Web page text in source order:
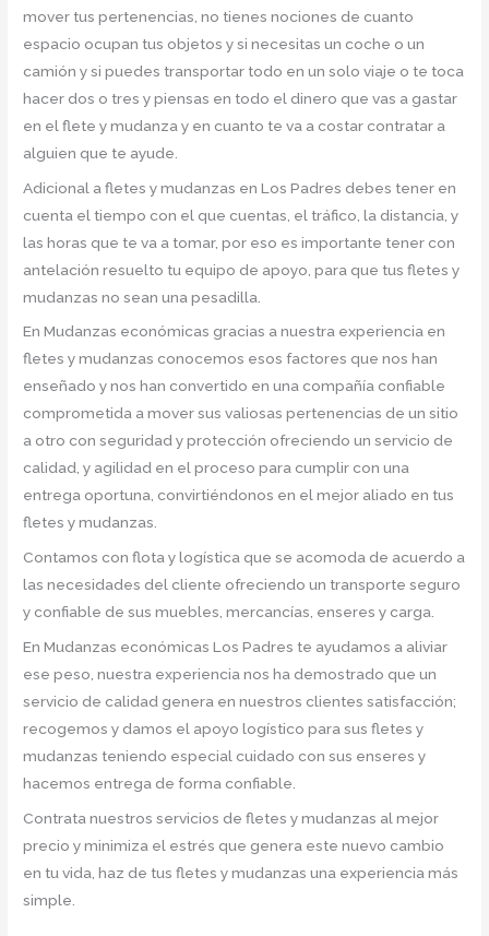
mover tus pertenencias, no tienes nociones de cuanto
espacio ocupan tus objetos y si necesitas un coche o un
camión y si puedes transportar todo en un solo viaje o te toca
hacer dos o tres y piensas en todo el dinero que vas a gastar
en el flete y mudanza y en cuanto te va a costar contratar a
alguien que te ayude.
Adicional a fletes y mudanzas en Los Padres debes tener en
cuenta el tiempo con el que cuentas, el tráfico, la distancia, y
las horas que te va a tomar, por eso es importante tener con
antelación resuelto tu equipo de apoyo, para que tus fletes y
mudanzas no sean una pesadilla.
En Mudanzas económicas gracias a nuestra experiencia en
fletes y mudanzas conocemos esos factores que nos han
enseñado y nos han convertido en una compañía confiable
comprometida a mover sus valiosas pertenencias de un sitio
a otro con seguridad y protección ofreciendo un servicio de
calidad, y agilidad en el proceso para cumplir con una
entrega oportuna, convirtiéndonos en el mejor aliado en tus
fletes y mudanzas.
Contamos con flota y logística que se acomoda de acuerdo a
las necesidades del cliente ofreciendo un transporte seguro
y confiable de sus muebles, mercancías, enseres y carga.
En Mudanzas económicas Los Padres te ayudamos a aliviar
ese peso, nuestra experiencia nos ha demostrado que un
servicio de calidad genera en nuestros clientes satisfacción;
recogemos y damos el apoyo logístico para sus fletes y
mudanzas teniendo especial cuidado con sus enseres y
hacemos entrega de forma confiable.
Contrata nuestros servicios de fletes y mudanzas al mejor
precio y minimiza el estrés que genera este nuevo cambio
en tu vida, haz de tus fletes y mudanzas una experiencia más
simple.